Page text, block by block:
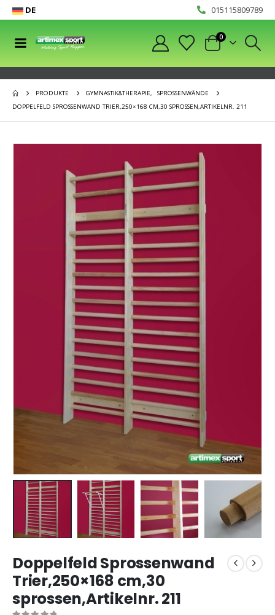
DE 015115809789
0
PRODUKTE GYMNASTIK&THERAPIE,
SPROSSENWÄNDE
DOPPELFELD SPROSSENWAND TRIER,250×168 CM,30 SPROSSEN,ARTIKELNR. 211
Doppelfeld Sprossenwand
Trier,250×168 cm,30
sprossen,Artikelnr. 211